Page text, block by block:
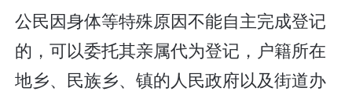
公民因身体等特殊原因不能自主完成登记
的，可以委托其亲属代为登记，户籍所在
地乡、民族乡、镇的人民政府以及街道办